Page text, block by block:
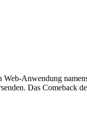
Web-Anwendung
Das Comeback